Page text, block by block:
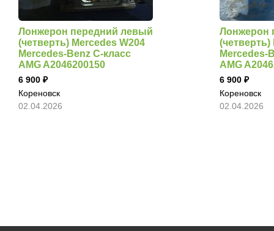
Лонжерон передний левый
(четверть) Mercedes W204
Mercedes-Benz C-класс
AMG A2046200150
6 900
Кореновск
02.04.2026
Лонжерон
(четверть)
Mercedes-
AMG
6 900
Кореновск
02.04.2026